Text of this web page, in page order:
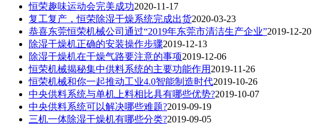
恒荣趣味运动会完美成功2020-11-17
复工复产，恒荣除湿干燥系统完成出货2020-03-23
恭喜东莞恒荣机械公司通过“2019年东莞市清洁生产企业”2019-12-20
除湿干燥机正确的安装操作步骤2019-12-13
除湿干燥机在干燥气路要注意的事项2019-12-06
恒荣机械揭秘集中供料系统的主要功能作用 2019-11-26
恒荣机械和你一起推动工业4.0智能制造时代2019-10-26
中央供料系统与单机上料相比具有哪些优势?2019-10-07
中央供料系统可以解决哪些难题?2019-09-19
三机一体除湿干燥机有哪些分类?2019-09-05